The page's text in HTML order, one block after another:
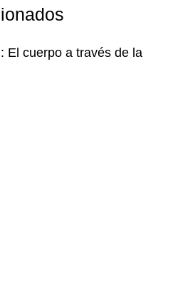
El cuerpo a través de la